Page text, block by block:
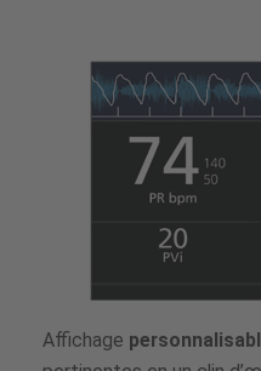
Affichage